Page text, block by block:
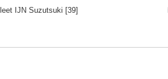
IJN Suzutsuki [39]